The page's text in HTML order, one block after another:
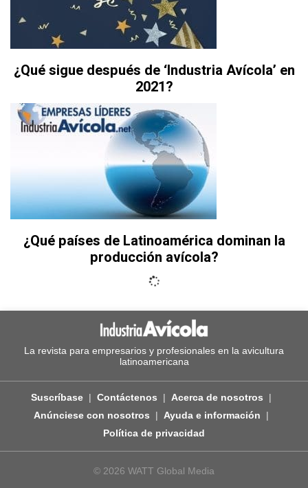
¿Qué sigue después de ‘Industria Avícola’ en
2021?
¿Qué países de Latinoamérica dominan la
producción avícola?
La revista para empresarios y profesionales en la avicultura
latinoamericana
Suscríbase Contáctenos
Acerca de nosotros
Anúnciese con nosotros
Ayuda e información
Política de privacidad
© 2026 WATT Global Media